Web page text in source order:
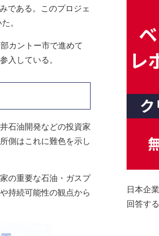
である。このプロジェ
。
カントー市で進めて
入している。
石油開発などの投資家
側はこれに難色を示し
の重要な石油・ガスプ
持続可能性の観点から
日本企
回答す